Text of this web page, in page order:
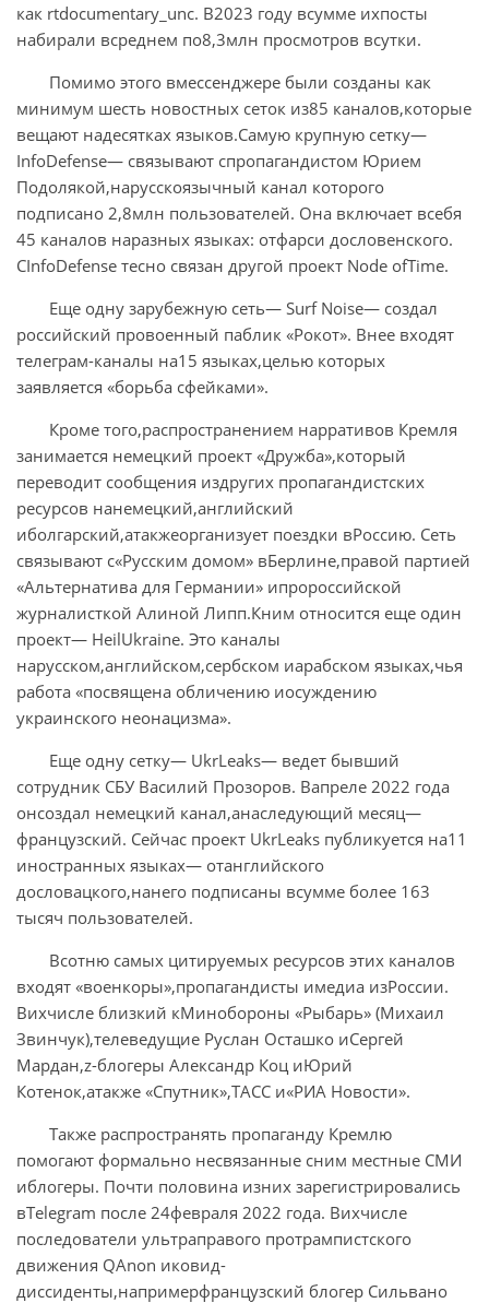
как rtdocumentary_unc. В2023 году всумме ихпосты
набирали всреднем по8,3млн просмотров всутки.
Помимо этого вмессенджере были созданы как
минимум шесть новостных сеток из85 каналов,которые
вещают надесятках языков.Самую крупную сетку—
InfoDefense— связывают спропагандистом Юрием
Подолякой,нарусскоязычный канал которого
подписано 2,8млн пользователей. Она включает всебя
45 каналов наразных языках: отфарси дословенского.
СInfoDefense тесно связан другой проект Node ofTime.
Еще одну зарубежную сеть— Surf Noise— создал
российский провоенный паблик «Рокот». Внее входят
телеграм-каналы на15 языках,целью которых
заявляется «борьба сфейками».
Кроме того,распространением нарративов Кремля
занимается немецкий проект «Дружба»,который
переводит сообщения издругих пропагандистских
ресурсов нанемецкий,английский
иболгарский,атакжеорганизует поездки вРоссию. Сеть
связывают с«Русским домом» вБерлине,правой партией
«Альтернатива для Германии» ипророссийской
журналисткой Алиной Липп.Кним относится еще один
проект— HeilUkraine. Это каналы
нарусском,английском,сербском иарабском языках,чья
работа «посвящена обличению иосуждению
украинского неонацизма».
Еще одну сетку— UkrLeaks— ведет бывший
сотрудник СБУ Василий Прозоров. Вапреле 2022 года
онсоздал немецкий канал,анаследующий месяц—
французский. Сейчас проект UkrLeaks публикуется на11
иностранных языках— отанглийского
дословацкого,нанего подписаны всумме более 163
тысяч пользователей.
Всотню самых цитируемых ресурсов этих каналов
входят «военкоры»,пропагандисты имедиа изРоссии.
Вихчисле близкий кМинобороны «Рыбарь» (Михаил
Звинчук),телеведущие Руслан Осташко иСергей
Мардан,z-блогеры Александр Коц иЮрий
Котенок,атакже «Спутник»,ТАСС и«РИА Новости».
Также распространять пропаганду Кремлю
помогают формально несвязанные сним местные СМИ
иблогеры. Почти половина изних зарегистрировались
вTelegram после 24февраля 2022 года. Вихчисле
последователи ультраправого протрампистского
движения QAnon иковид-
диссиденты,напримерфранцузский блогер Сильвано